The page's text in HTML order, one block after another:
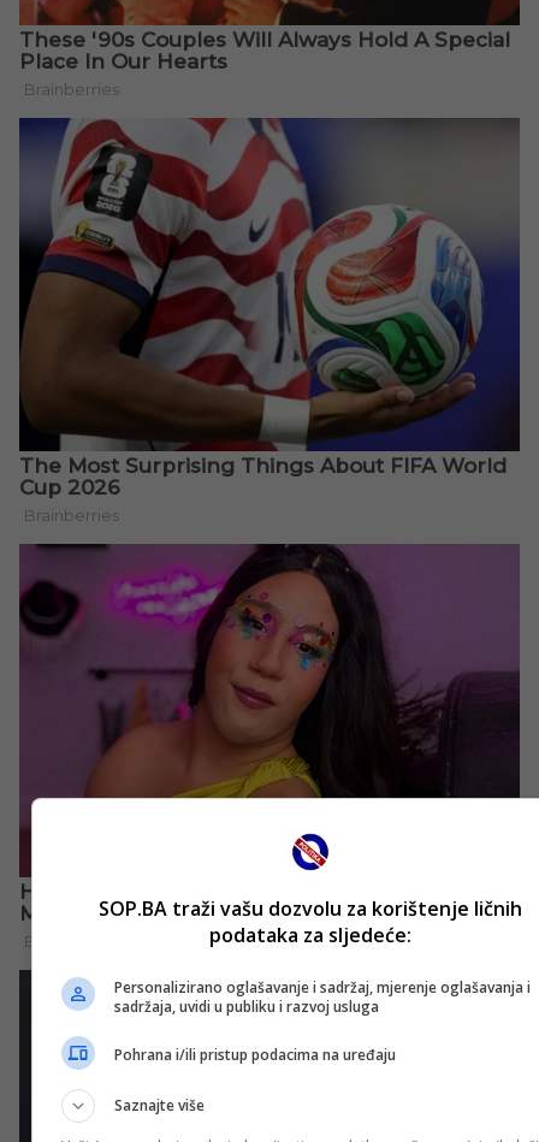
SOP.BA traži vašu dozvolu za korištenje ličnih
podataka za sljedeće:
Personalizirano oglašavanje i sadržaj, mjerenje oglašavanja i
sadržaja, uvidi u publiku i razvoj usluga
Pohrana i/ili pristup podacima na uređaju
Saznajte više